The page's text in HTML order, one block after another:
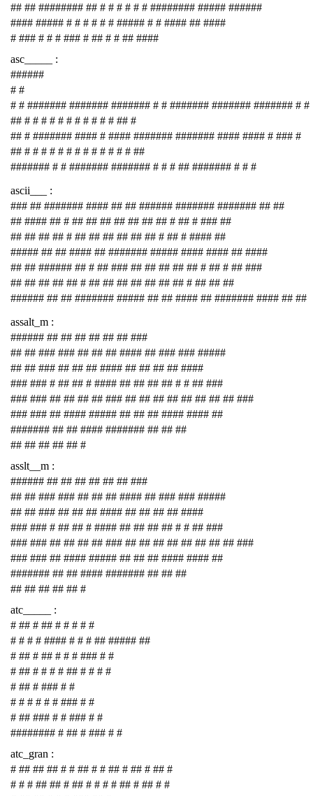
## ## ######## ## # # # # # # ######## ##### ######
#### ##### # # # # # # ##### # # #### ## ####
# ### # # # ### # ## # # ## ####
asc_____ :
######
# #
# # ####### ####### ####### # # ####### ####### ####### # #
## # # # # # # # # # # # ## #
## # ####### #### # #### ####### ####### #### #### # ### #
## # # # # # # # # # # # # # ##
####### # # ####### ####### # # # ## ####### # # #
ascii___ :
### ## ####### #### ## ## ###### ####### ####### ## ##
## #### ## # ## ## ## ## ## ## ## # ## # ### ##
## ## ## ## # ## ## ## ## ## ## # ## # #### ##
##### ## ## #### ## ####### ##### #### #### ## ####
## ## ###### ## # ## ### ## ## ## ## ## # ## # ## ###
## ## ## ## ## # ## ## ## ## ## ## ## # ## ## ##
###### ## ## ####### ##### ## ## #### ## ####### #### ## ##
assalt_m :
###### ## ## ## ## ## ## ###
## ## ### ### ## ## ## #### ## ### ### #####
## ## ### ## ## ## #### ## ## ## ## ####
### ### # ## ## # #### ## ## ## ## # # ## ###
### ### ## ## ## ## ### ## ## ## ## ## ## ## ## ###
### ### ## #### ##### ## ## ## #### #### ##
####### ## ## #### ####### ## ## ##
## ## ## ## ## #
asslt__m :
###### ## ## ## ## ## ## ###
## ## ### ### ## ## ## #### ## ### ### #####
## ## ### ## ## ## #### ## ## ## ## ####
### ### # ## ## # #### ## ## ## ## # # ## ###
### ### ## ## ## ## ### ## ## ## ## ## ## ## ## ###
### ### ## #### ##### ## ## ## #### #### ##
####### ## ## #### ####### ## ## ##
## ## ## ## ## #
atc_____ :
# ## # ## # # # # #
# # # # #### # # # ## ##### ##
# ## # ## # # # ### # #
# ## # # # # ## # # # #
# ## # ### # #
# # # # # # ### # #
# ## ### # # ### # #
######## # ## # ### # #
atc_gran :
# ## ## ## # # ## # # ## # ## # ## #
# # # ## ## # ## # # # # ## # ## # #